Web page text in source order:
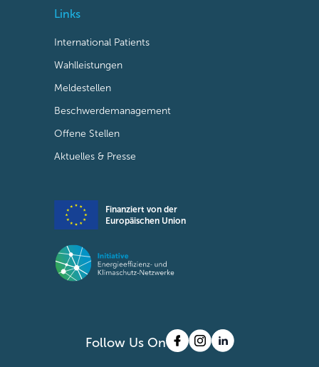
Links
International Patients
Wahlleistungen
Meldestellen
Beschwerdemanagement
Offene Stellen
Aktuelles & Presse
Finanziert von der
Europäischen Union
Follow Us On